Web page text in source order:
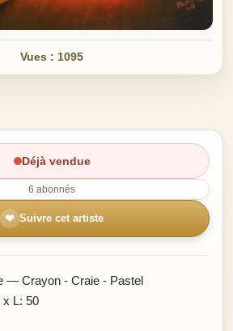
Vues : 1095
Déjà vendue
6 abonnés
❤ Suivre cet artiste
— Crayon - Craie - Pastel
x L: 50